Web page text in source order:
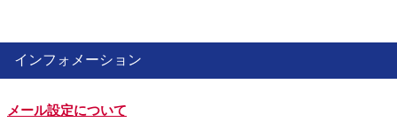
インフォメーション
メール設定について